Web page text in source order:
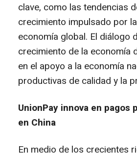
clave, como las tendencias
crecimiento impulsado por
economía global. El diálogo
crecimiento de la economía
en el apoyo a la economía
productivas de calidad y la
UnionPay innova en
en China
En medio de los crecientes